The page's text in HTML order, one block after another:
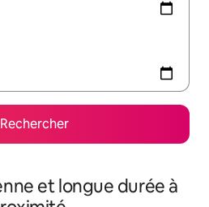
Rechercher
et longue durée à